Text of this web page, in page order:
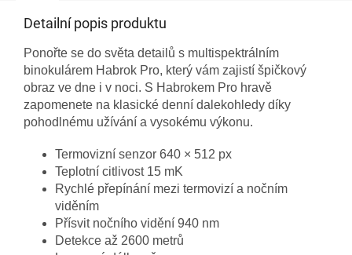
Detailní popis produktu
Ponořte se do světa detailů s multispektrálním
binokulárem Habrok Pro, který vám zajistí špičkový
obraz ve dne i v noci. S Habrokem Pro hravě
zapomenete na klasické denní dalekohledy díky
pohodlnému užívání a vysokému výkonu.
Termovizní senzor 640 × 512 px
Teplotní citlivost 15 mK
Rychlé přepínání mezi termovizí a nočním
viděním
Přísvit nočního vidění 940 nm
Detekce až 2600 metrů